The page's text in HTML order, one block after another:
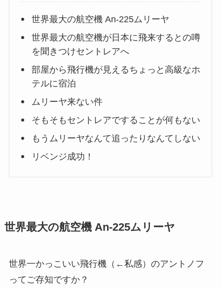
世界最大の航空機 An-225ムリーヤ
世界最大の航空機が日本に飛来するとの噂
を聞きつけセントレアへ
部屋から飛行機が見えるちょっと高級なホ
テルに宿泊
ムリーヤ来ない件
そもそもセントレアですることが何もない
もうムリーヤなんて追ったりなんてしない
リベンジ成功！
世界最大の航空機 An-225ムリーヤ
世界一かっこいい飛行機（←私感）のアントノフ
ってご存知ですか？